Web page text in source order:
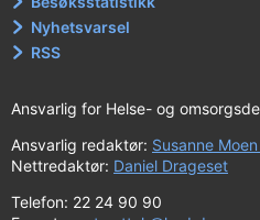
Nyhetsvarsel
RSS
Ansvarlig for Helse- og
Ansvarlig redaktør: Susanne
Nettredaktør: Daniel Drageset
Telefon: 22 24 90 90